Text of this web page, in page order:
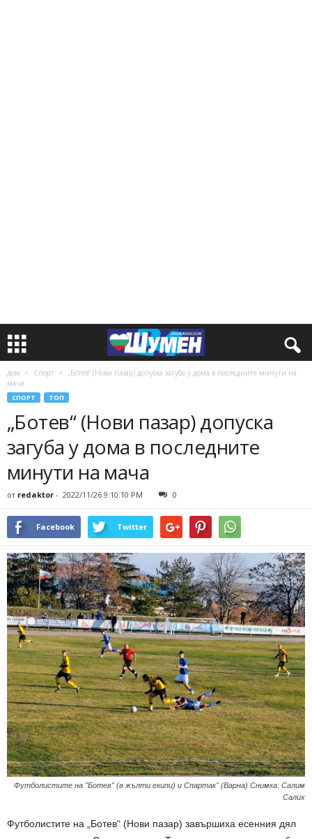
дом Спорт
„Ботев“ (Нови пазар) допуска загуба у дома в последните минути на
мача
СПОРТ ТОП
„Ботев“ (Нови пазар) допуска
загуба у дома в последните
минути на мача
от redaktor - 2022/11/26 9:10:10 PM 0
Facebook Twitter
Футболистите на "Ботев" (в жълти екипи) и Спартак" (Варна) Снимка: Салим
Салих
Футболистите на „Ботев“ (Нови пазар) завършиха есенния дял